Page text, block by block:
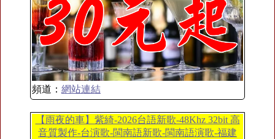
頻道： 網站連結
【雨夜的車】紫綺-2026台語新歌-48Khz 32bit 高
音質製作-台演歌-閩南語新歌-閩南語演歌-福建